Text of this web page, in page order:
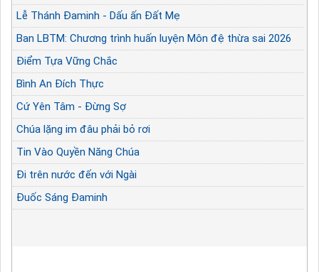
Lễ Thánh Đaminh - Dấu ấn Đất Mẹ
Ban LBTM: Chương trình huấn luyện Môn đệ thừa sai 2026
Điểm Tựa Vững Chắc
Bình An Đích Thực
Cứ Yên Tâm - Đừng Sợ
Chúa lặng im đâu phải bỏ rơi
Tin Vào Quyền Năng Chúa
Đi trên nước đến với Ngài
Đuốc Sáng Đaminh